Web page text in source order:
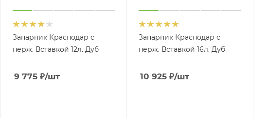
Запарник Краснодар с
нерж. Вставкой 12л. Дуб
9 775₽/шт
Запарник Краснодар с
нерж. Вставкой 16л. Дуб
10 925 ₽/шт